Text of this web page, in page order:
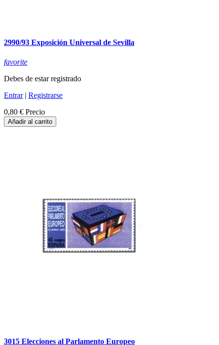
2990/93 Exposición Universal de Sevilla
favorite
Debes de estar registrado
Entrar| Registrarse
0,80 € Precio
Añadir al carrito
3015 Elecciones al Parlamento Europeo